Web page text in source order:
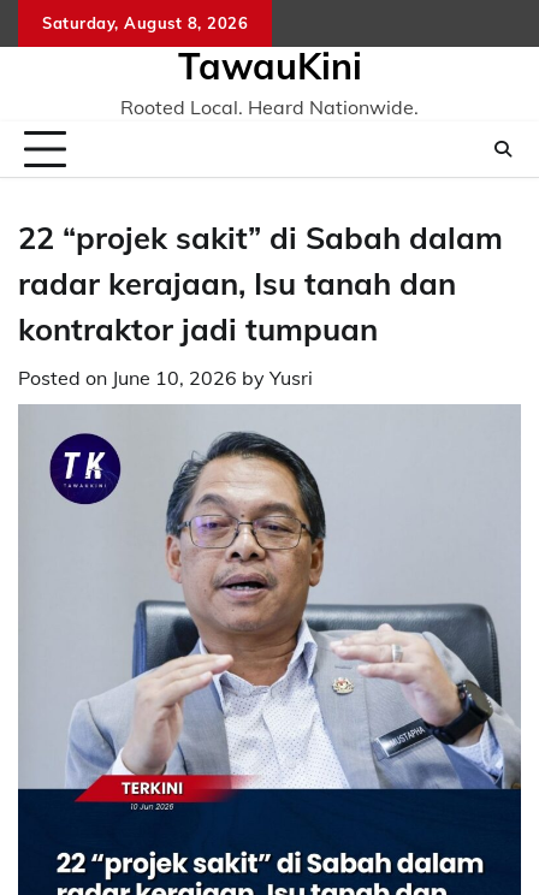
to
Saturday, August 8, 2026
TawauKini
Rooted Local. Heard Nationwide.
22 “projek sakit” di Sabah dalam
radar kerajaan, Isu tanah dan
kontraktor jadi tumpuan
Posted on June 10, 2026 by Yusri